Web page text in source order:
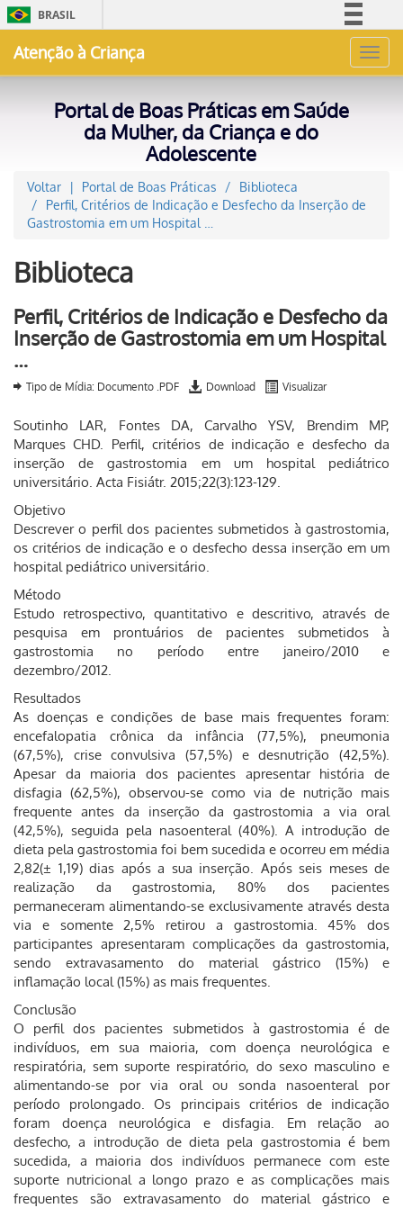
BRASIL
Acesso à informação
Atenção à Criança
Portal de Boas Práticas em Saúde
da Mulher, da Criança e do
Adolescente
Voltar Portal de Boas Práticas
Biblioteca
Perfil, Critérios de Indicação e Desfecho da Inserção de
Gastrostomia em um Hospital …
Biblioteca
Perfil, Critérios de Indicação e Desfecho da
Inserção de Gastrostomia em um Hospital
…
Tipo de Mídia: Documento .PDF Download Visualizar
Soutinho LAR, Fontes DA, Carvalho YSV, Brendim MP,
Marques CHD. Perfil, critérios de indicação e desfecho da
inserção de gastrostomia em um hospital pediátrico
universitário. Acta Fisiátr. 2015;22(3):123-129.
Objetivo
Descrever o perfil dos pacientes submetidos à gastrostomia,
os critérios de indicação e o desfecho dessa inserção em um
hospital pediátrico universitário.
Método
Estudo retrospectivo, quantitativo e descritivo, através de
pesquisa em prontuários de pacientes submetidos à
gastrostomia no período entre janeiro/2010 e
dezembro/2012.
Resultados
As doenças e condições de base mais frequentes foram:
encefalopatia crônica da infância (77,5%), pneumonia
(67,5%), crise convulsiva (57,5%) e desnutrição (42,5%).
Apesar da maioria dos pacientes apresentar história de
disfagia (62,5%), observou-se como via de nutrição mais
frequente antes da inserção da gastrostomia a via oral
(42,5%), seguida pela nasoenteral (40%). A introdução de
dieta pela gastrostomia foi bem sucedida e ocorreu em média
2,82(± 1,19) dias após a sua inserção. Após seis meses de
realização da gastrostomia, 80% dos pacientes
permaneceram alimentando-se exclusivamente através desta
via e somente 2,5% retirou a gastrostomia. 45% dos
participantes apresentaram complicações da gastrostomia,
sendo extravasamento do material gástrico (15%) e
inflamação local (15%) as mais frequentes.
Conclusão
O perfil dos pacientes submetidos à gastrostomia é de
indivíduos, em sua maioria, com doença neurológica e
respiratória, sem suporte respiratório, do sexo masculino e
alimentando-se por via oral ou sonda nasoenteral por
período prolongado. Os principais critérios de indicação
foram doença neurológica e disfagia. Em relação ao
desfecho, a introdução de dieta pela gastrostomia é bem
sucedida, a maioria dos indivíduos permanece com este
suporte nutricional a longo prazo e as complicações mais
frequentes são extravasamento do material gástrico e